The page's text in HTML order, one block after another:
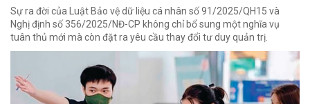
Sự ra đời của Luật Bảo vệ dữ liệu cá nhân số 91/2025/QH15 và
Nghị định số 356/2025/NĐ-CP không chỉ bổ sung một nghĩa vụ
tuân thủ mới mà còn đặt ra yêu cầu thay đổi tư duy quản trị.